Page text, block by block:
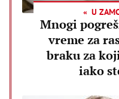
U
Mnogi
vreme za
braku za
iako